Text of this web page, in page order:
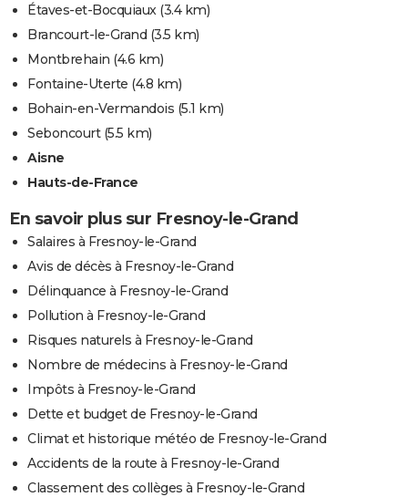
Étaves-et-Bocquiaux (3.4 km)
Brancourt-le-Grand (3.5 km)
Montbrehain (4.6 km)
Fontaine-Uterte (4.8 km)
Bohain-en-Vermandois (5.1 km)
Seboncourt(5.5 km)
Aisne
Hauts-de-France
En savoir plus sur Fresnoy-le-Grand
Salaires à Fresnoy-le-Grand
Avis de décès à Fresnoy-le-Grand
Délinquance à Fresnoy-le-Grand
Pollution à Fresnoy-le-Grand
Risques naturels à Fresnoy-le-Grand
Nombre de médecins à Fresnoy-le-Grand
Impôts à Fresnoy-le-Grand
Dette et budget de Fresnoy-le-Grand
Climat et historique météo de Fresnoy-le-Grand
Accidents de la route à Fresnoy-le-Grand
Classement des collèges à Fresnoy-le-Grand